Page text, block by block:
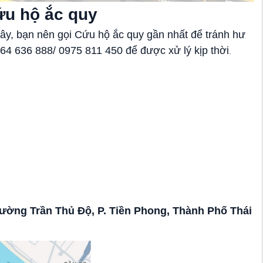
hộ ắc quy
bạn nên gọi Cứu hộ ắc quy gần nhất để tránh hư
636 888/ 0975 811 450 để được xử lý kịp thời
Trần Thủ Độ, P. Tiền Phong, Thành Phố Thái